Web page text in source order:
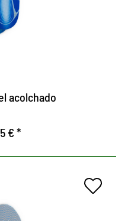
acolchado
€ *